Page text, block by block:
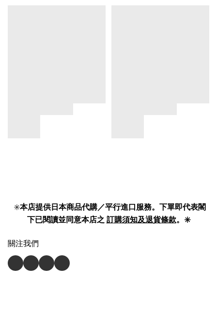
✳️本店提供日本商品代購／平行進口服務。下單即代表閣
下已閱讀並同意本店之 訂購須知及退貨條款。✳️
關注我們